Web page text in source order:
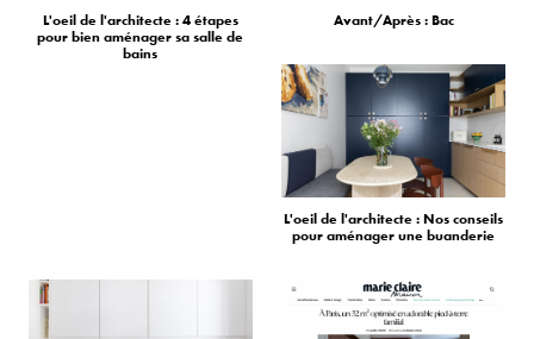
L'oeil de l'architecte : 4 étapes
pour bien aménager sa salle de
bains
Avant/Après : Bac
L'oeil de l'architecte : Nos conseils
pour aménager une buanderie